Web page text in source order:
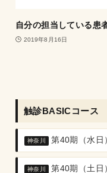
自分の担当している患
2019年8月16日
触診BASICコース
神奈川 第40期（水
神奈川 第40期（土